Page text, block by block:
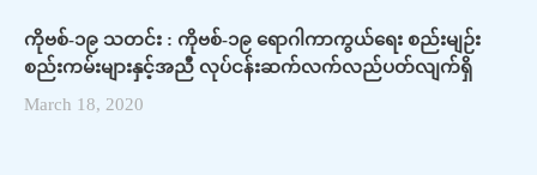
ကိုဗစ်-၁၉ သတင်း : ကိုဗစ်-၁၉ ရောဂါကာကွယ်ရေး စည်းမျဉ်း
စည်းကမ်းများနှင့်အညီ လုပ်ငန်းဆက်လက်လည်ပတ်လျက်ရှိ
March 18, 2020